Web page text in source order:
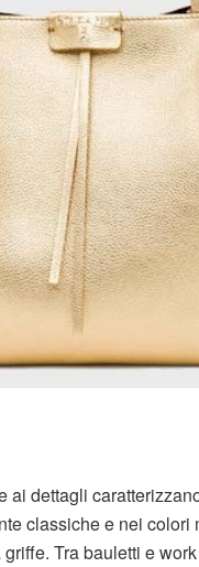
ai dettagli
classiche e nei
Tra bauletti e